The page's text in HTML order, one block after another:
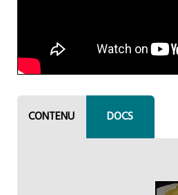
CONTENU DOCS